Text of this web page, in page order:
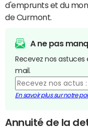
d'emprunts et du
de Curmont.
A ne pas
Recevez nos
mail.
En savoir plus sur notre
Annuité de la